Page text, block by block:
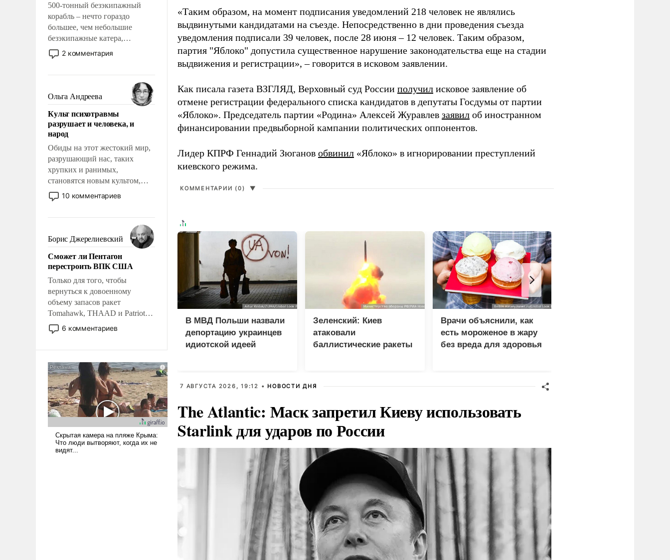
500-тонный безэкипажный
корабль – нечто гораздо
большее, чем небольшие
безэкипажные катера,
применение которых уже
стало обыденностью. Задача по
сложна и амбициозна. Однако
и ее реализация радикально
поднимет наши боевые
возможности.
2 комментария
Ольга Андреева
Культ психотравмы
разрушает и человека, и
народ
Обиды на этот жестокий мир,
разрушающий нас, таких
хрупких и ранимых,
становятся новым культом,
постепенно вытесняя и
отменяя традиционное
мужественным и твердым под
ударами судьбы, брать на себя
ответственность, помогать
слабым, идти вперед и
адаптироваться.
10 комментариев
Борис Джерелиевский
Сможет ли Пентагон
перестроить ВПК США
Только для того, чтобы
вернуться к довоенному
объему запасов ракет
Tomahawk, THAAD и Patriot
США потребуется более трех
лет. Даже небольшая война с
Сложившаяся ситуация
означает многолетний период
уязвимости США, например,
перед Китаем.
6 комментариев
«Таким образом, на момент подписания уведомлений 218 человек не являлись
выдвинутыми кандидатами на съезде. Непосредственно в дни проведения съезда
уведомления подписали 39 человек, после 28 июня – 12 человек. Таким образом,
партия "Яблоко" допустила существенное нарушение законодательства еще на стадии
выдвижения и регистрации», – говорится в исковом заявлении.
Как писала газета ВЗГЛЯД, Верховный суд России получил исковое заявление об
отмене регистрации федерального списка кандидатов в депутаты Госдумы от партии
«Яблоко». Председатель партии «Родина» Алексей Журавлев заявил об иностранном
финансировании предвыборной кампании политических оппонентов.
Лидер КПРФ Геннадий Зюганов обвинил «Яблоко» в игнорировании преступлений
киевского режима.
КОММЕНТАРИИ (0) ▼
В МВД Польши назвали
депортацию украинцев
идиотской идеей
Зеленский: Киев
атаковали
баллистические ракеты
Врачи объяснили, как
есть мороженое в жару
без вреда для здоровья
7 АВГУСТА 2026, 19:12 • НОВОСТИ ДНЯ
The Atlantic: Маск запретил Киеву использовать
Starlink для ударов по России